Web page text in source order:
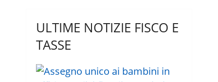
ULTIME NOTIZIE FISCO E
TASSE